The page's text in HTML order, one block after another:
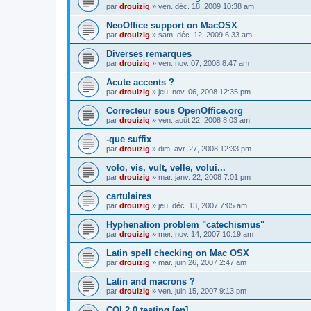
par drouizig » ven. déc. 18, 2009 10:38 am
NeoOffice support on MacOSX
par drouizig » sam. déc. 12, 2009 6:33 am
Diverses remarques
par drouizig » ven. nov. 07, 2008 8:47 am
Acute accents ?
par drouizig » jeu. nov. 06, 2008 12:35 pm
Correcteur sous OpenOffice.org
par drouizig » ven. août 22, 2008 8:03 am
-que suffix
par drouizig » dim. avr. 27, 2008 12:33 pm
volo, vis, vult, velle, volui...
par drouizig » mar. janv. 22, 2008 7:01 pm
cartulaires
par drouizig » jeu. déc. 13, 2007 7:05 am
Hyphenation problem "catechismus"
par drouizig » mer. nov. 14, 2007 10:19 am
Latin spell checking on Mac OSX
par drouizig » mar. juin 26, 2007 2:47 am
Latin and macrons ?
par drouizig » ven. juin 15, 2007 9:13 pm